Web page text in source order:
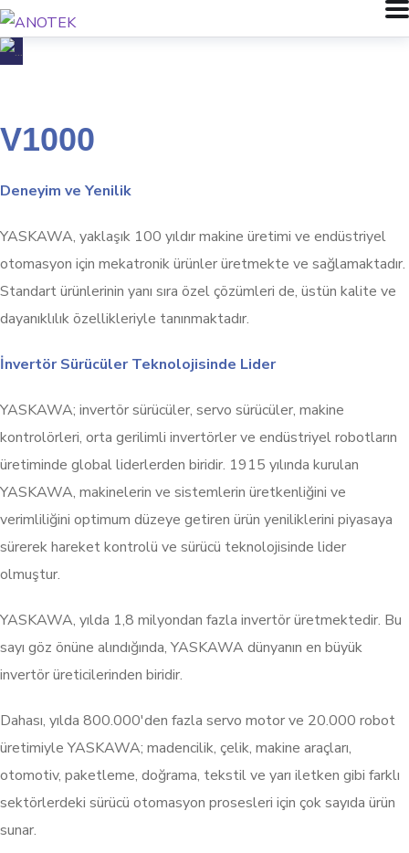
V1000
Deneyim ve Yenilik
YASKAWA, yaklaşık 100 yıldır makine üretimi ve endüstriyel
otomasyon için mekatronik ürünler üretmekte ve sağlamaktadır.
Standart ürünlerinin yanı sıra özel çözümleri de, üstün kalite ve
dayanıklılık özellikleriyle tanınmaktadır.
İnvertör Sürücüler Teknolojisinde Lider
YASKAWA; invertör sürücüler, servo sürücüler, makine
kontrolörleri, orta gerilimli invertörler ve endüstriyel robotların
üretiminde global liderlerden biridir. 1915 yılında kurulan
YASKAWA, makinelerin ve sistemlerin üretkenliğini ve
verimliliğini optimum düzeye getiren ürün yeniliklerini piyasaya
sürerek hareket kontrolü ve sürücü teknolojisinde lider
olmuştur.
YASKAWA, yılda 1,8 milyondan fazla invertör üretmektedir. Bu
sayı göz önüne alındığında, YASKAWA dünyanın en büyük
invertör üreticilerinden biridir.
Dahası, yılda 800.000'den fazla servo motor ve 20.000 robot
üretimiyle YASKAWA; madencilik, çelik, makine araçları,
otomotiv, paketleme, doğrama, tekstil ve yarı iletken gibi farklı
sektörlerdeki sürücü otomasyon prosesleri için çok sayıda ürün
sunar.